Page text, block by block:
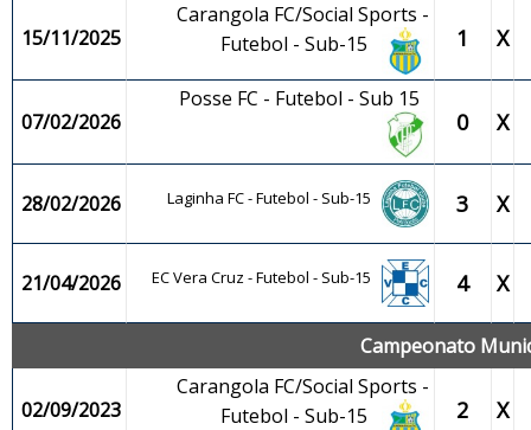
15/11/2025
Carangola FC/Social Sports -
Futebol - Sub-15
1 X
07/02/2026
Posse FC - Futebol - Sub 15
0 X
28/02/2026 Laginha FC - Futebol - Sub-15 3 X
21/04/2026 EC Vera Cruz - Futebol - Sub-15 4 X
Campeonato
02/09/2023
Carangola FC/Social Sports -
Futebol - Sub-15
2 X